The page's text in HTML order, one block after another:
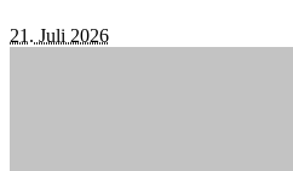
21. Juli 2026